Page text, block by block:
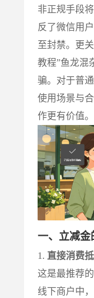
非正规手段
反了微信用
至封禁。更
教程”鱼龙混
骗。对于普
使用场景与
作更有价值。
一、立减金
1. 直接消费
这是最推荐
线下商户中